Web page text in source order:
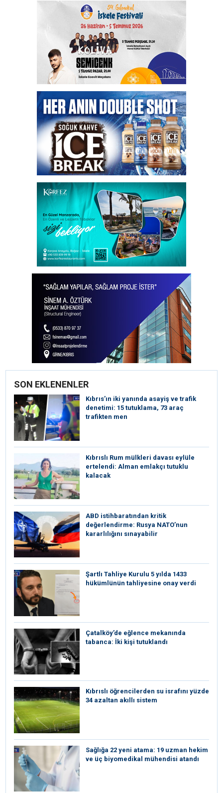
SON EKLENENLER
Kıbrıs’ın iki yanında asayiş ve trafik
denetimi: 15 tutuklama, 73 araç
trafikten men
Kıbrıslı Rum mülkleri davası eylüle
ertelendi: Alman emlakçı tutuklu
kalacak
ABD istihbaratından kritik
değerlendirme: Rusya NATO’nun
kararlılığını sınayabilir
Şartlı Tahliye Kurulu 5 yılda 1433
hükümlünün tahliyesine onay verdi
Çatalköy’de eğlence mekanında
tabanca: İki kişi tutuklandı
Kıbrıslı öğrencilerden su israfını yüzde
34 azaltan akıllı sistem
Sağlığa 22 yeni atama: 19 uzman hekim
ve üç biyomedikal mühendisi atandı